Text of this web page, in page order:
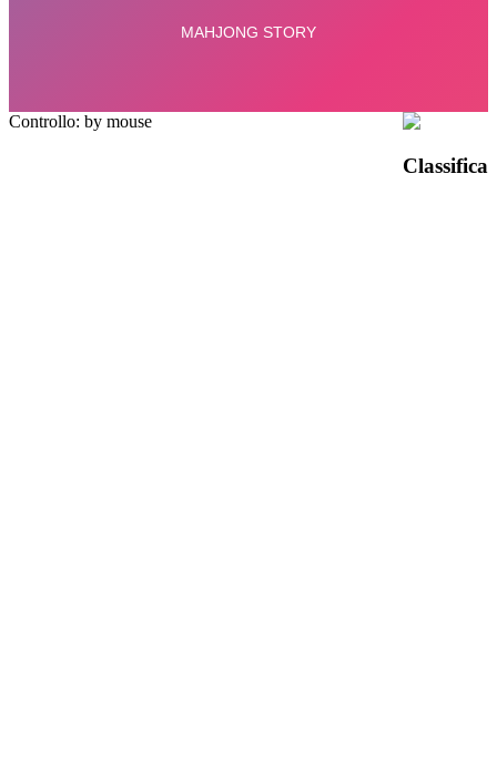
Controllo: by mouse
Classifica